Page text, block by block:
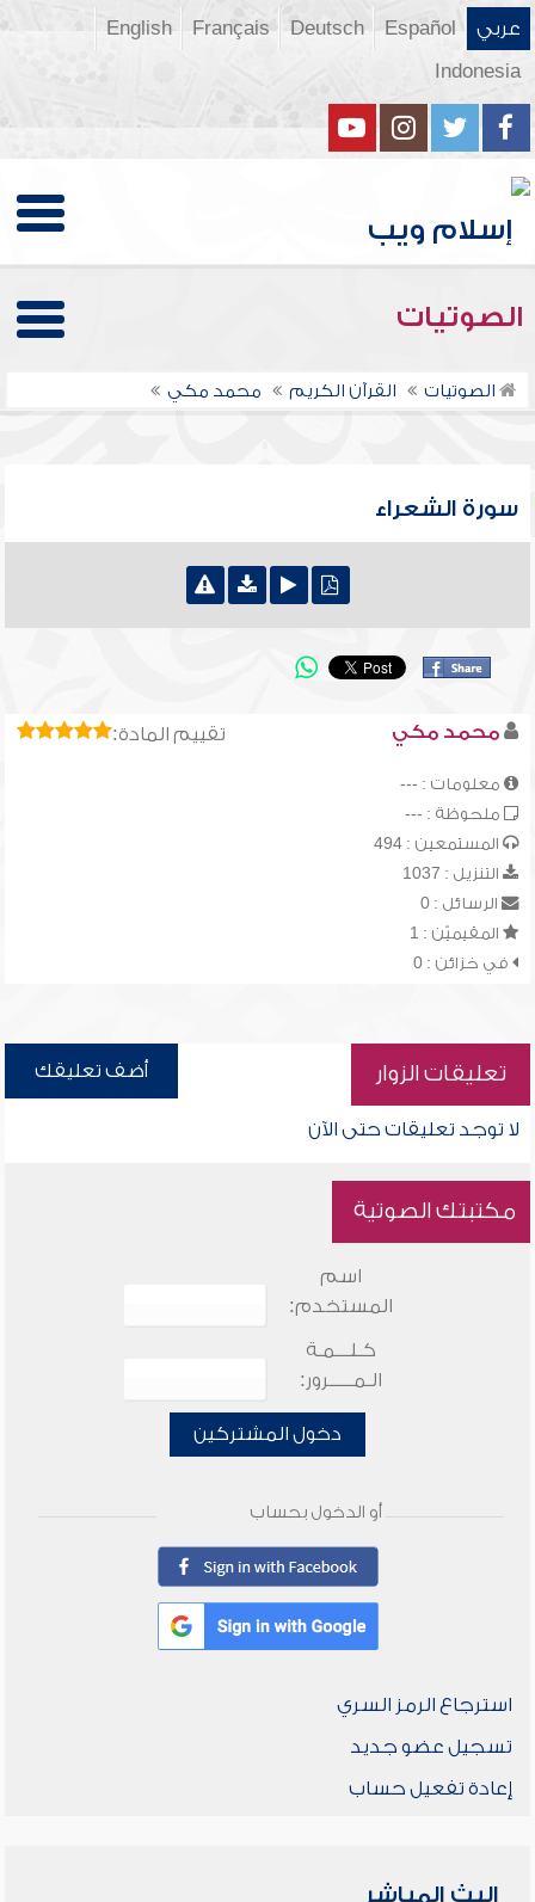
عربي Español
Deutsch
Français
English
Indonesia
الصوتيات
الصوتيات القرآن الكريم محمد مكي
سورة الشعراء
تقييم المادة: محمد مكي
معلومات : ---
ملحوظة : ---
المستمعين : 494
التنزيل : 1037
الرسائل : 0
المقيميّن : 1
في خزائن : 0
تعليقات الزوار أضف تعليقك
لا توجد تعليقات حتى الآن
مكتبتك الصوتية
اسم
المستخدم:
كـلـــمـة
الـمـــــرور:
دخول المشتركين
أو الدخول بحساب
استرجاع الرمز السري
تسجيل عضو جديد
إعادة تفعيل حساب
البث المباشر